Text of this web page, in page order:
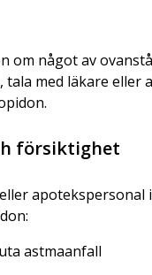
om något av
tala med läkare eller
försiktighet
apotekspersonal
astmaanfall